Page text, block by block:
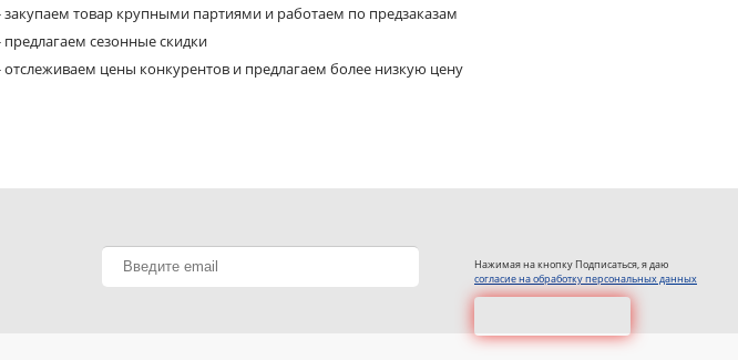
закупаем товар крупными партиями и работаем по предзаказам
предлагаем сезонные скидки
отслеживаем цены конкурентов и предлагаем более низкую цену
Нажимая на кнопку Подписаться, я даю
согласие на обработку персональных данных